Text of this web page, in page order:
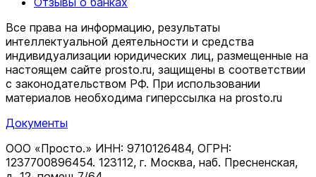
Все права на информацию, результаты
интеллектуальной деятельности и средства
индивидуализации юридических лиц, размещенные на
настоящем сайте prosto.ru, защищены в соответствии
c законодательством РФ. При использовании
материалов необходима гиперссылка на prosto.ru
Документы
ООО «Просто.» ИНН: 9710126484, ОГРН:
1237700896454. 123112, г. Москва, наб. Пресненская,